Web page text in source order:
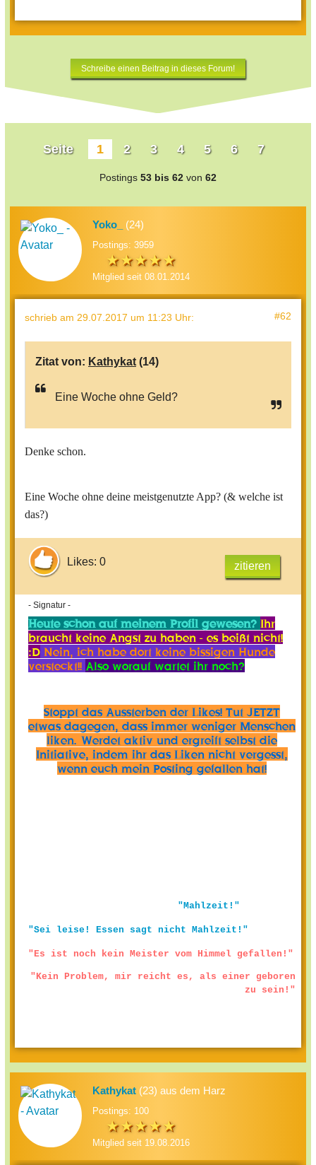
Schreibe einen Beitrag in dieses Forum!
Seite 1 2 3 4 5 6 7
Postings 53 bis 62 von 62
Yoko_ (24)
Postings: 3959
Mitglied seit 08.01.2014
schrieb am 29.07.2017 um 11:23 Uhr: #62
Zitat von: Kathykat (14)
Eine Woche ohne Geld?
Denke schon.
Eine Woche ohne deine meistgenutzte App? (& welche ist
das?)
Likes: 0 zitieren
- Signatur -
Heute schon auf meinem Profil gewesen? Ihr
braucht keine Angst zu haben - es beißt nicht!
:D Nein, ich habe dort keine bissigen Hunde
versteckt!! Also worauf wartet ihr noch?
Stoppt das Aussterben der Likes! Tut JETZT
etwas dagegen, dass immer weniger Menschen
liken. Werdet aktiv und ergreift selbst die
Initiative, indem ihr das Liken nicht vergesst,
wenn euch mein Posting gefallen hat!
"Mahlzeit!"
"Sei leise! Essen sagt nicht Mahlzeit!"
"Es ist noch kein Meister vom Himmel gefallen!"
"Kein Problem, mir reicht es, als einer geboren
zu sein!"
Kathykat (23) aus dem Harz
Postings: 100
Mitglied seit 19.08.2016